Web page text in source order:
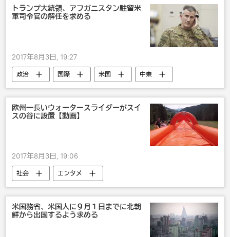
トランプ大統領、アフガニスタン駐留米
軍司令官の解任を求める
2017年8月3日, 19:27
政治 国際 米国
中東
アフガニスタン
欧州一長いウォータースライダーがスイ
スの谷に設置【動画】
2017年8月3日, 19:06
社会 エンタメ
米国務省、米国人に９月１日までに北朝
鮮から出国するよう求める